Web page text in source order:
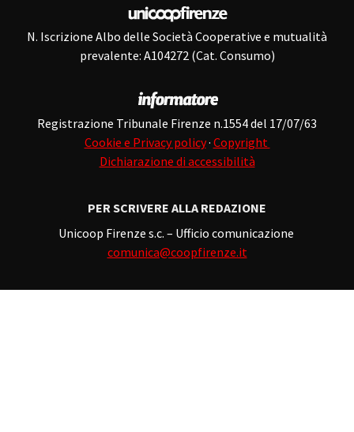
N. Iscrizione Albo delle Società Cooperative e mutualità
prevalente: A104272 (Cat. Consumo)
Registrazione Tribunale Firenze n.1554 del 17/07/63
Cookie e Privacy policy· Copyright
Dichiarazione di accessibilità
PER SCRIVERE ALLA REDAZIONE
Unicoop Firenze s.c. – Ufficio comunicazione
comunica@coopfirenze.it